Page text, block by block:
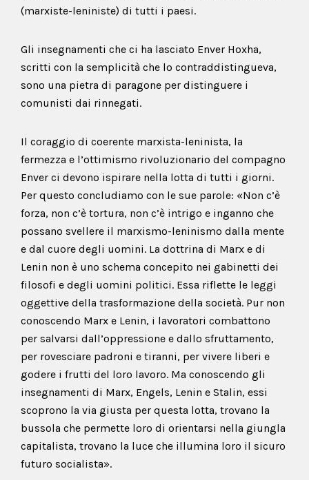
(marxiste-leniniste) di tutti i paesi.
Gli insegnamenti che ci ha lasciato Enver Hoxha,
scritti con la semplicità che lo contraddistingueva,
sono una pietra di paragone per distinguere i
comunisti dai rinnegati.
Il coraggio di coerente marxista-leninista, la
fermezza e l’ottimismo rivoluzionario del compagno
Enver ci devono ispirare nella lotta di tutti i giorni.
Per questo concludiamo con le sue parole: «Non c’è
forza, non c’è tortura, non c’è intrigo e inganno che
possano svellere il marxismo-leninismo dalla mente
e dal cuore degli uomini. La dottrina di Marx e di
Lenin non è uno schema concepito nei gabinetti dei
filosofi e degli uomini politici. Essa riflette le leggi
oggettive della trasformazione della società. Pur non
conoscendo Marx e Lenin, i lavoratori combattono
per salvarsi dall’oppressione e dallo sfruttamento,
per rovesciare padroni e tiranni, per vivere liberi e
godere i frutti del loro lavoro. Ma conoscendo gli
insegnamenti di Marx, Engels, Lenin e Stalin, essi
scoprono la via giusta per questa lotta, trovano la
bussola che permette loro di orientarsi nella giungla
capitalista, trovano la luce che illumina loro il sicuro
futuro socialista».